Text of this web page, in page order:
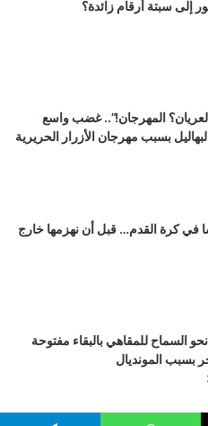
إلى سبتة أرقام زائدة؟
المهرجان!”.. غضب واسع
بسبب مهرجان الأزرار الحريرية
في كرة القدم… قبل أن نهزمها خارج
السماح للمقاهي بالبقاء مفتوحة
بسبب المونديال